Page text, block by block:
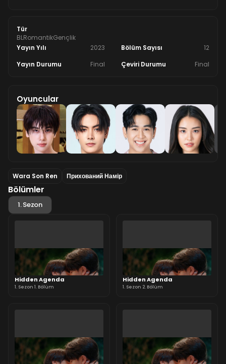
Tür
BLRomantikGençlik
Yayın Yılı
2023 Bölüm Sayısı
12
Yayın Durumu
Final Çeviri Durumu Final
Oyuncular
Wara Son Ren Прихований Намір
Bölümler
1. Sezon
Hidden Agenda
1. Sezon 1. Bölüm
Hidden Agenda
1. Sezon 2. Bölüm